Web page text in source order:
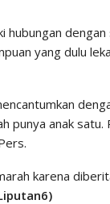
hubungan
yang dulu
punya anak
karena